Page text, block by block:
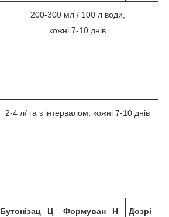
200-300 мл / 100 л води,
кожні 7-10 днів
2-4 л/ га з інтервалом, кожні 7-10 днів
Бутонізац
Ц
Формуван
Н
Дозрі